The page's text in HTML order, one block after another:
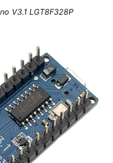
V3.1 LGT8F328P